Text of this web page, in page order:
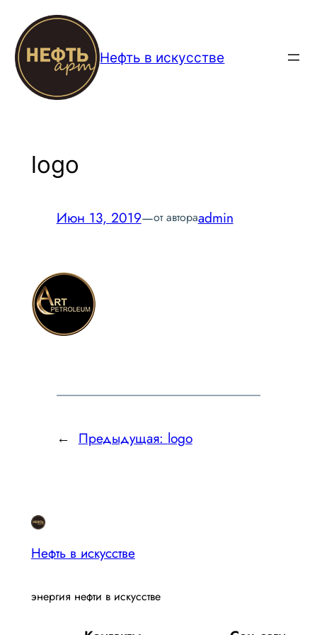
Перейти
содержимому
Нефть в искусстве
logo
Июн 13, 2019—от автораadmin
← Предыдущая: logo
Нефть в искусстве
энергия нефти в искусстве